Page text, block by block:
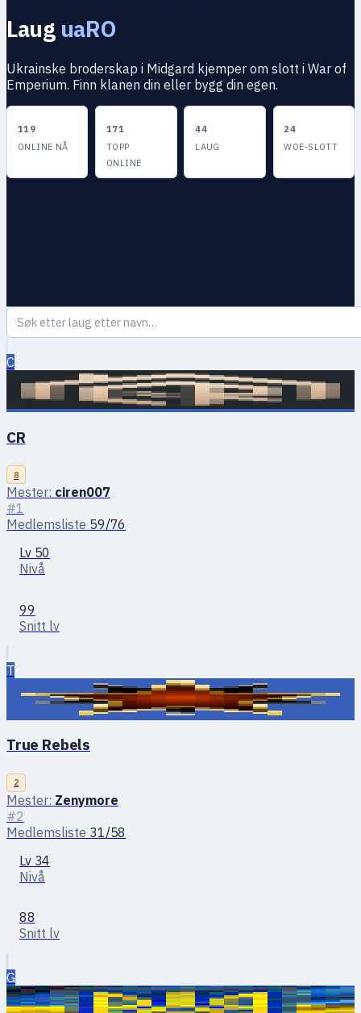
Laug uaRO
Ukrainske broderskap i Midgard kjemper om slott i War of
Emperium. Finn klanen din eller bygg din egen.
119
ONLINE NÅ
171
TOPP
ONLINE
44
LAUG
24
WOE-SLOTT
C
CR
8
Mester: ciren007
#1
Medlemsliste 59/76
Lv 50
Nivå
99
Snitt lv
T
True Rebels
2
Mester: Zenymоre
#2
Medlemsliste 31/58
Lv 34
Nivå
88
Snitt lv
G